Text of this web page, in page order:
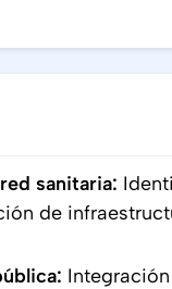
sanitaria:
de